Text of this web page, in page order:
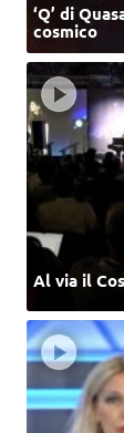
‘Q’ di
cosmico
Al via il